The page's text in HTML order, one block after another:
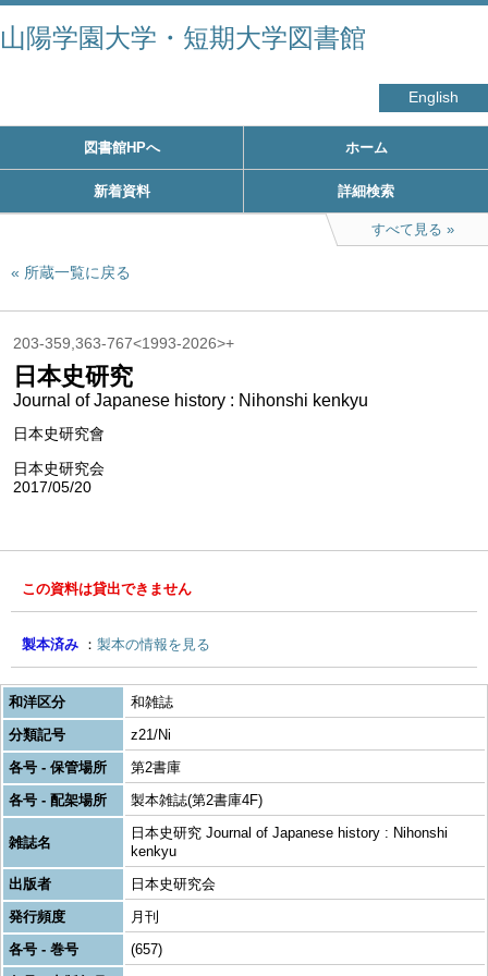
山陽学園大学・短期大学図書館
English
図書館HPへ ホーム
新着資料 詳細検索
すべて見る
所蔵一覧に戻る
203-359,363-767<1993-2026>+
日本史研究
Journal of Japanese history : Nihonshi kenkyu
日本史研究會
日本史研究会
2017/05/20
この資料は貸出できません
製本済み 製本の情報を見る
和洋区分
和雑誌
分類記号
z21/Ni
各号 - 保管場所
第2書庫
各号 - 配架場所
製本雑誌(第2書庫4F)
雑誌名
日本史研究 Journal of Japanese history : Nihonshi
kenkyu
出版者
日本史研究会
発行頻度
月刊
各号 - 巻号
(657)